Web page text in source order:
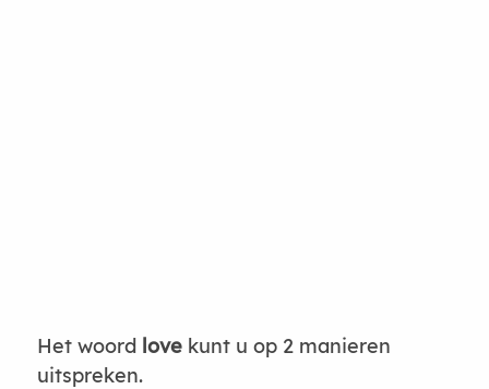
Het woord lovekunt u op 2 manieren
uitspreken.